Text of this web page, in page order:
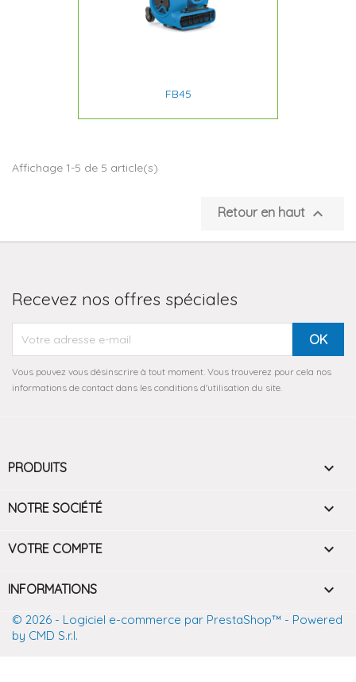
FB45
Affichage 1-5 de 5 article(s)
Retour en haut 
Recevez nos offres spéciales
Vous pouvez vous désinscrire à tout moment. Vous trouverez pour cela nos
informations de contact dans les conditions d'utilisation du site.
PRODUITS 
NOTRE SOCIÉTÉ 
VOTRE COMPTE 
INFORMATIONS keyboard_arrow_down
© 2026 - Logiciel e-commerce par PrestaShop™ - Powered
by CMD S.r.l.